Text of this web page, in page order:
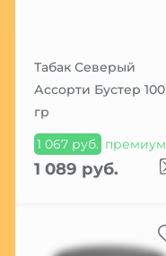
Табак Северый
Ассорти Бустер 100
гр
1 067 руб. премиум
1 089 руб.